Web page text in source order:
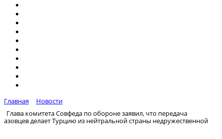
Главная
Новости
Глава комитета Совфеда по обороне заявил, что передача
азовцев делает Турцию из нейтральной страны недружественной